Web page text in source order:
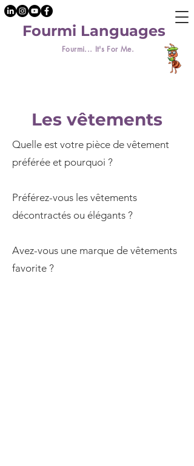
Fourmi... It's For Me.
Fourmi Languages
Les vêtements
Quelle est votre pièce de vêtement
préférée et pourquoi ?
Préférez-vous les vêtements
décontractés ou élégants ?
Avez-vous une marque de vêtements
favorite ?